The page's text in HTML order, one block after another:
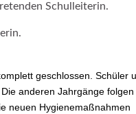
Schulleiterin.
geschlossen. Schüler
anderen Jahrgänge
neuen